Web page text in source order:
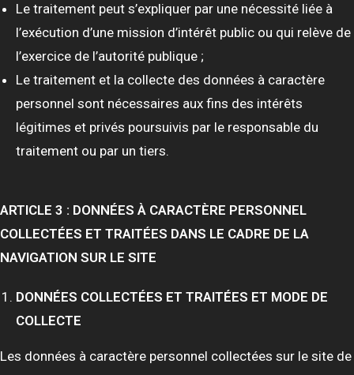
Le traitement peut s’expliquer par une nécessité liée à
l’exécution d’une mission d’intérêt public ou qui relève de
l’exercice de l’autorité publique ;
Le traitement et la collecte des données à caractère
personnel sont nécessaires aux fins des intérêts
légitimes et privés poursuivis par le responsable du
traitement ou par un tiers.
ARTICLE 3 : DONNÉES À CARACTÈRE PERSONNEL
COLLECTÉES ET TRAITÉES DANS LE CADRE DE LA
NAVIGATION SUR LE SITE
DONNÉES COLLECTÉES ET TRAITÉES ET MODE DE
COLLECTE
Les données à caractère personnel collectées sur le site de